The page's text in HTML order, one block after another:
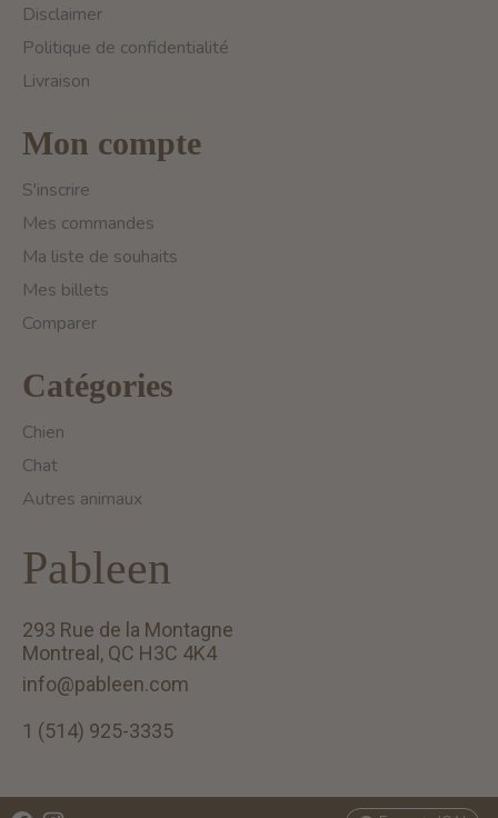
Disclaimer
Politique de confidentialité
Livraison
Mon compte
S'inscrire
Mes commandes
Ma liste de souhaits
Mes billets
Comparer
Catégories
Chien
Chat
Autres animaux
Pableen
293 Rue de la Montagne
Montreal, QC H3C 4K4
info@pableen.com
1 (514) 925-3335